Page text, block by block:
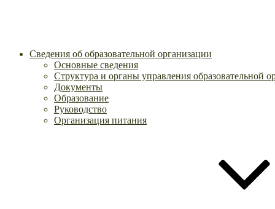
Сведения об образовательной организации
Основные сведения
Структура и органы управления образовательной
Документы
Образование
Руководство
Организация питания